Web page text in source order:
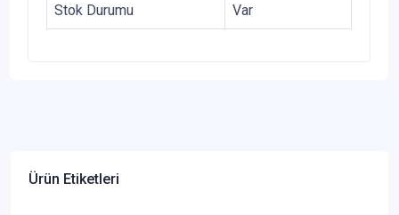
Stok Durumu Var
Ürün Etiketleri